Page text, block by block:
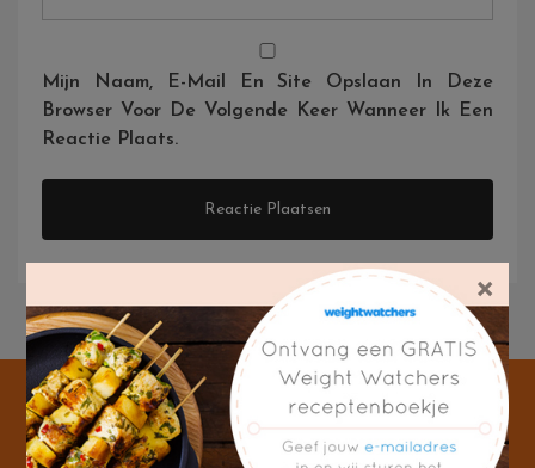
Mijn Naam, E-Mail En Site Opslaan In Deze
Browser Voor De Volgende Keer Wanneer Ik Een
Reactie Plaats.
×